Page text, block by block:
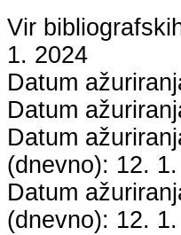
Vir
1. 2024
Datum
Datum
Datum
(dnevno): 12.
Datum
(dnevno): 12.